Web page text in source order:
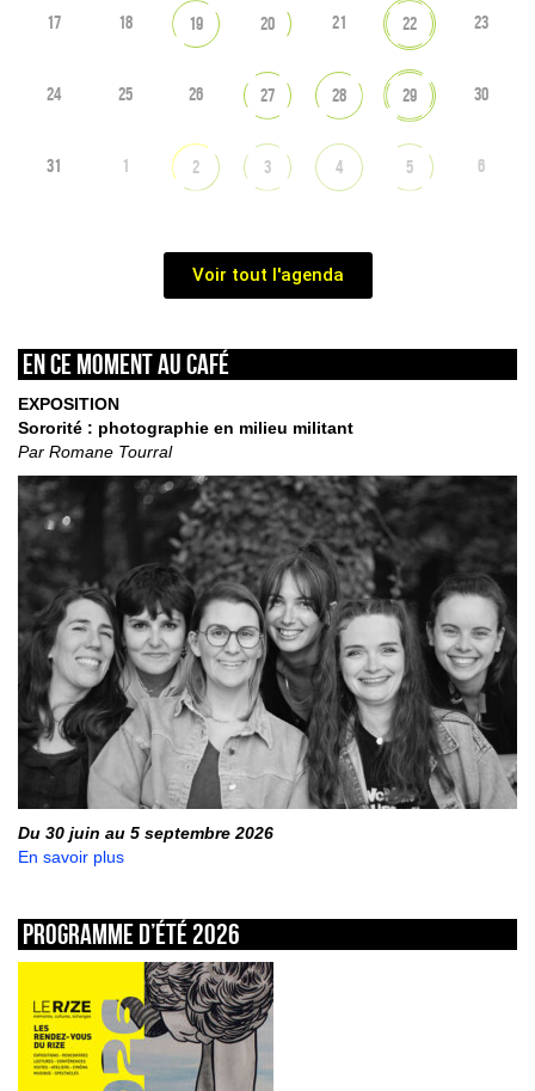
17 18 19 20 21 22 23
24 25 26 27 28 29 30
31 1 2 3 4 5 6
Voir tout l'agenda
En ce moment au café
EXPOSITION
Sororité : photographie en milieu militant
Par Romane Tourral
Du 30 juin au 5 septembre 2026
En savoir plus
Programme d’été 2026